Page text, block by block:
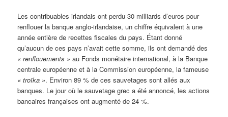
Les contribuables irlandais ont perdu 30 milliards d’euros pour
renflouer la banque anglo-irlandaise, un chiffre équivalent à une
année entière de recettes fiscales du pays. Étant donné
qu’aucun de ces pays n’avait cette somme, ils ont demandé des
« renflouements » au Fonds monétaire international, à la Banque
centrale européenne et à la Commission européenne, la fameuse
« troïka ». Environ 89 % de ces sauvetages sont allés aux
banques. Le jour où le sauvetage grec a été annoncé, les actions
bancaires françaises ont augmenté de 24 %.